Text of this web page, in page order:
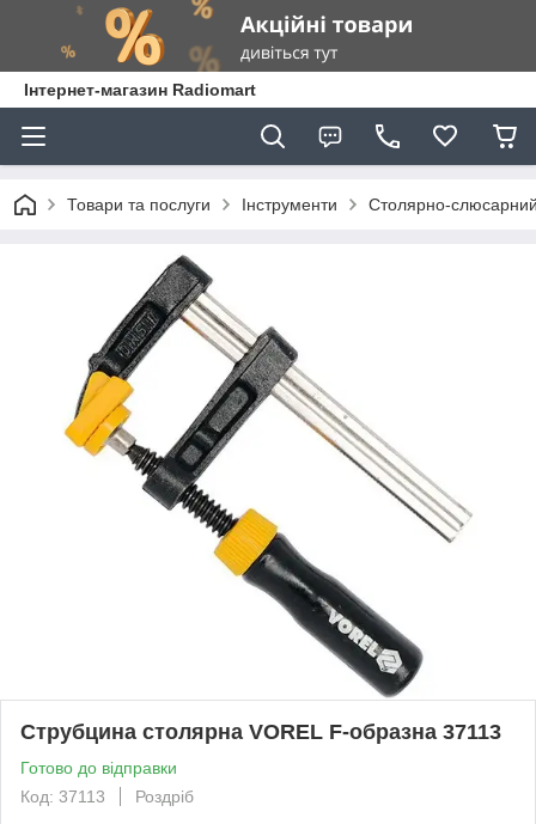
Інтернет-магазин Radiomart
Товари та послуги Інструменти Столярно-
Струбцина столярна VOREL F-образна 37113
Готово до відправки
Код: 37113
Роздріб